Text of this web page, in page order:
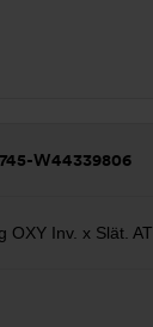
W44339806
OXY Inv. x Slät. AT